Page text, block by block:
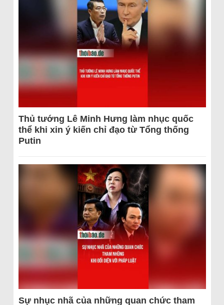
Thủ tướng Lê Minh Hưng làm nhục quốc
thể khi xin ý kiến chỉ đạo từ Tổng thống
Putin
Sự nhục nhã của những quan chức tham